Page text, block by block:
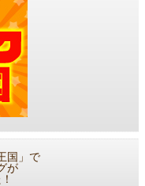
国」で
が